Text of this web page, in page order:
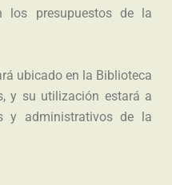
los presupuestos de la
ubicado en la Biblioteca
y su utilización estará a
y administrativos de la